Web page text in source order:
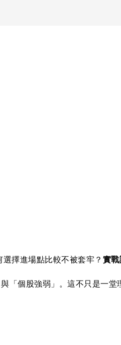
擇進場點比較不被套牢？ 實
「個股強弱」。這不只是一堂